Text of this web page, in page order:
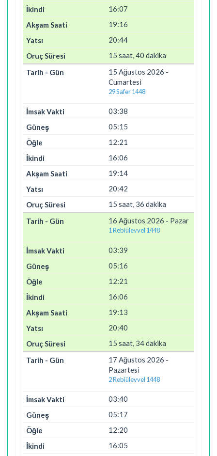
16:07
19:16
20:44
15 saat, 40 dakika
15 Ağustos 2026 -
Cumartesi
29 Safer 1448
03:38
05:15
12:21
16:06
19:14
20:42
15 saat, 36 dakika
16 Ağustos 2026 - Pazar
1 Rebiülevvel 1448
03:39
05:16
12:21
16:06
19:13
20:40
15 saat, 34 dakika
17 Ağustos 2026 -
Pazartesi
2 Rebiülevvel 1448
03:40
05:17
12:20
16:05